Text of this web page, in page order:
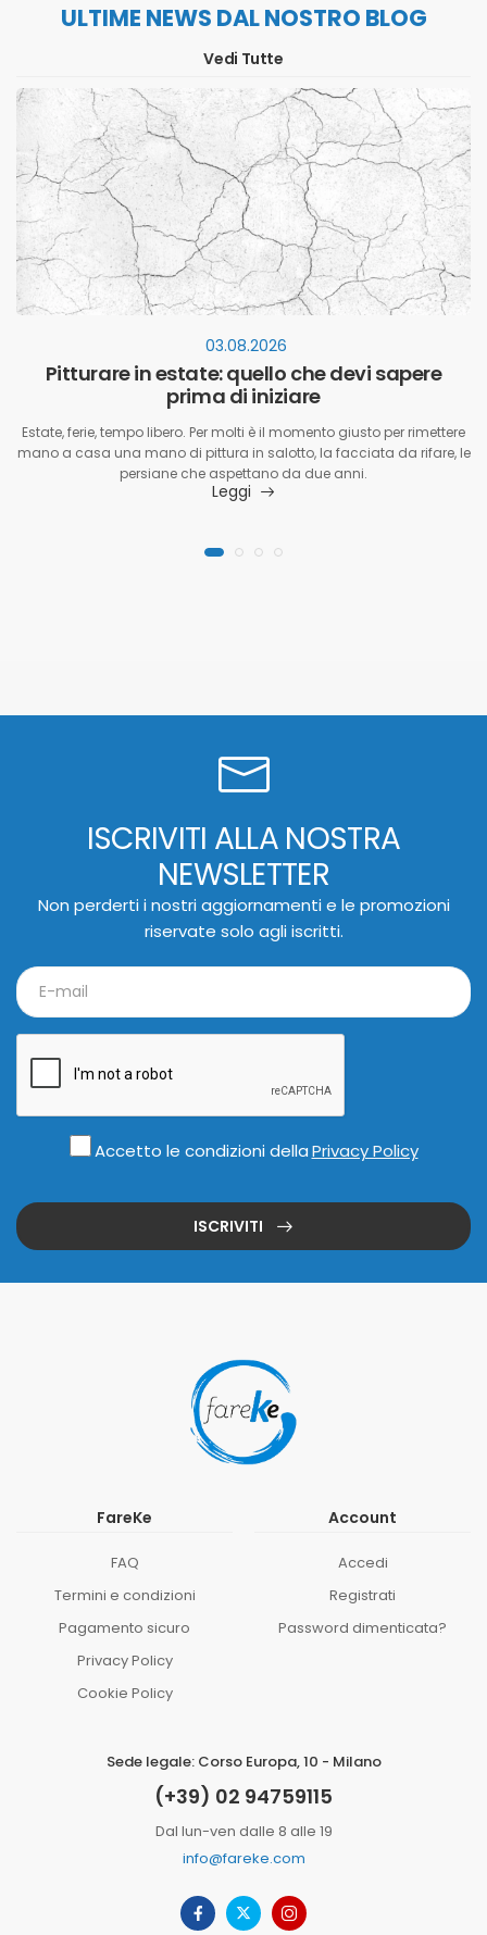
ULTIME NEWS DAL NOSTRO BLOG
Vedi Tutte
03.08.2026
Pitturare in estate: quello che devi sapere
prima di iniziare
Estate, ferie, tempo libero. Per molti è il momento giusto per rimettere
mano a casa una mano di pittura in salotto, la facciata da rifare, le
persiane che aspettano da due anni.
Leggi
ISCRIVITI ALLA NOSTRA
NEWSLETTER
Non perderti i nostri aggiornamenti e le promozioni
riservate solo agli iscritti.
Accetto le condizioni dellaPrivacy Policy
ISCRIVITI
FareKe
FAQ
Termini e condizioni
Pagamento sicuro
Privacy Policy
Cookie Policy
Account
Accedi
Registrati
Password dimenticata?
Sede legale: Corso Europa, 10 - Milano
(+39) 02 94759115
Dal lun-ven dalle 8 alle 19
info@fareke.com